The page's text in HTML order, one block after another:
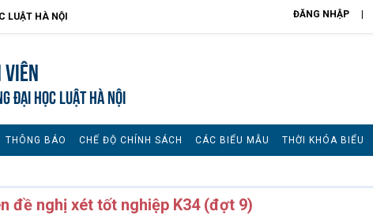
LUẬT HÀ NỘI ĐĂNG NHẬP
viên
ĐẠI HỌC LUẬT HÀ NỘI
THÔNG BÁO CHẾ ĐỘ CHÍNH SÁCH CÁC BIỂU MẪU THỜI KHÓA BIỂU
đề nghị xét tốt nghiệp K34 (đợt 9)